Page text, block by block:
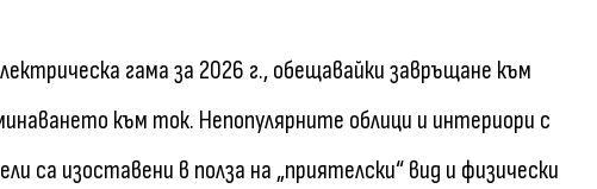
гама за 2026 г., обещавайки завръщане към
към ток. Непопулярните облици и интериори с
са изоставени в полза на „приятелски“ вид и физически